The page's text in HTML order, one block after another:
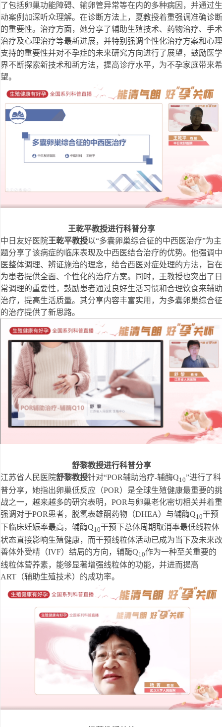
了包括卵巢功能障碍、输卵管异常等在内的多种病因，并通过生
动案例加深听众理解。在诊断方法上，夏教授着重强调准确诊断
的重要性。治疗方面，她分享了辅助生殖技术、药物治疗、手术
治疗及心理治疗等最新进展，并特别强调个性化治疗方案和心理
支持的重要性并对不孕症的未来研究方向进行了展望，鼓励医学
界不断探索新技术和新方法，提高诊疗水平，为不孕家庭带来希
望。
王乾平教授进行科普分享
中日友好医院王乾平教授以“多囊卵巢综合征的中西医治疗”为主
题分享了该病症的临床表现及中西医结合治疗的优势。他强调中
医整体调理、辨证施治的理念，结合西医对症处理的方法，旨在
为患者提供全面、个性化的治疗方案。同时，王教授也突出了日
常调理的重要性，鼓励患者通过良好生活习惯和合理饮食来辅助
治疗，提高生活质量。其分享内容丰富实用，为多囊卵巢综合征
的治疗提供了新思路。
舒黎教授进行科普分享
江苏省人民医院舒黎教授针对“POR辅助治疗-辅酶Q1 0”进行了科
普分享，她指出卵巢低反应（POR）是全球生殖健康最重要的挑
战之一，越来越多的研究表明，POR与卵巢老化密切相关并着重
强调对于POR患者，脱氢表雄酮药物（DHEA）与辅酶Q10干预
下临床妊娠率最高，辅酶Q10干预下总体周期取消率最低线粒体
状态直接影响生殖健康，而干预线粒体活动已成为当下及未来改
善体外受精（IVF）结局的方向，辅酶Q10作为一种至关重要的
线粒体营养素，能够显著增强线粒体的功能，并进而提高
ART（辅助生殖技术）的成功率。